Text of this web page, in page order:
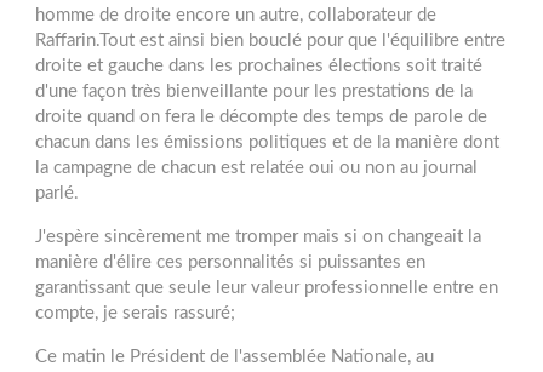
homme de droite encore un autre, collaborateur de
Raffarin.Tout est ainsi bien bouclé pour que l'équilibre entre
droite et gauche dans les prochaines élections soit traité
d'une façon très bienveillante pour les prestations de la
droite quand on fera le décompte des temps de parole de
chacun dans les émissions politiques et de la manière dont
la campagne de chacun est relatée oui ou non au journal
parlé.
J'espère sincèrement me tromper mais si on changeait la
manière d'élire ces personnalités si puissantes en
garantissant que seule leur valeur professionnelle entre en
compte, je serais rassuré;
Ce matin le Président de l'assemblée Nationale, au